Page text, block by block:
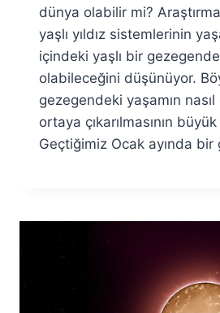
Özyar
dünya olabilir mi?
yaşlı yıldız sistemlerinin
içindeki yaşlı bir
olabileceğini düşünüyor.
gezegendeki yaşamın
ortaya çıkarılmasının
Geçtiğimiz Ocak ayında bir